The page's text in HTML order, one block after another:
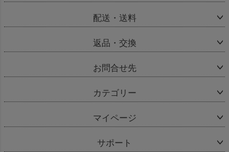
配送・送料
返品・交換
お問合せ先
カテゴリー
マイページ
サポート